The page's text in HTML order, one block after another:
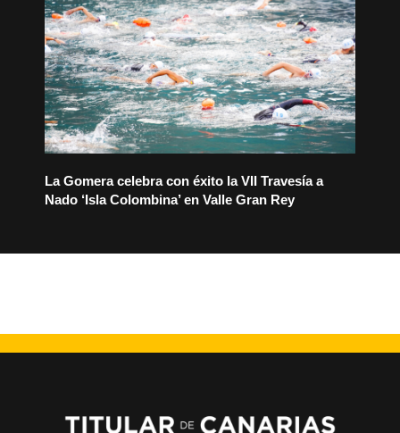
La Gomera celebra con éxito la VII Travesía a
Nado ‘Isla Colombina’ en Valle Gran Rey